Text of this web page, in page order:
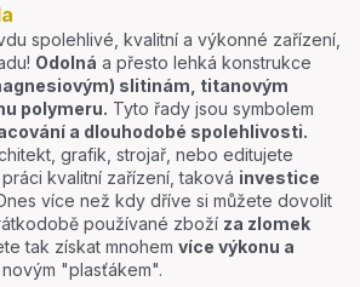
spolehlivé, kvalitní a výkonné zařízení,
Odolná a přesto lehká konstrukce
slitinám, titanovým
polymeru. Tyto řady jsou symbolem
a dlouhodobé spolehlivosti.
grafik, strojař, nebo editujete
kvalitní zařízení, taková investice
více než kdy dříve si můžete dovolit
používané zboží za zlomek
tak získat mnohem více výkonu a
"plasťákem".